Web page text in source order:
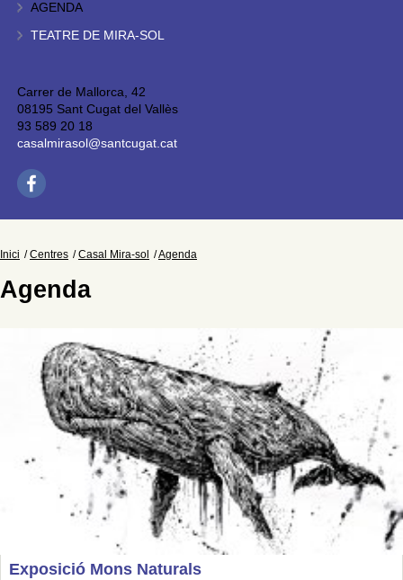
AGENDA
TEATRE DE MIRA-SOL
Carrer de Mallorca, 42
08195 Sant Cugat del Vallès
93 589 20 18
casalmirasol@santcugat.cat
Inici Centres Casal Mira-sol Agenda
Agenda
Exposició Mons Naturals